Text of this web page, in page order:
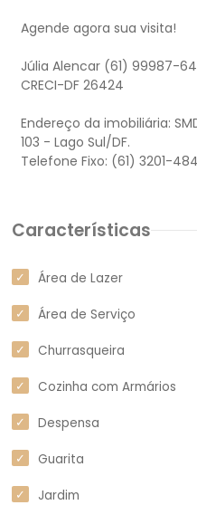
Agende agora sua visita!
Júlia Alencar (61) 99987-
CRECI-DF 26424
Endereço da imobiliária:
103 - Lago Sul/DF.
Características
Área de Lazer
Área de Serviço
Churrasqueira
Cozinha com Armários
Despensa
Guarita
Jardim